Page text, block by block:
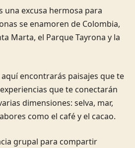
una excusa hermosa para
se enamoren de Colombia,
Marta, el Parque Tayrona y la
encontrarás paisajes que te
que te conectarán
dimensiones: selva, mar,
como el café y el cacao.
grupal para compartir